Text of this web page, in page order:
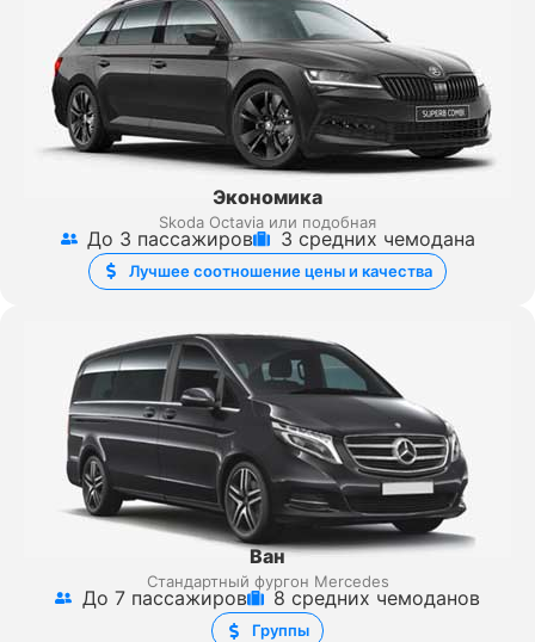
Экономика
Skoda Octavia или подобная
До 3 пассажиров 3 средних чемодана
Лучшее соотношение цены и качества
Ван
Стандартный фургон Mercedes
До 7 пассажиров 8 средних чемоданов
Группы